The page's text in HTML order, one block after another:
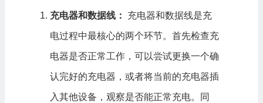
充电器和数据线： 充电器和数据线是充
电过程中最核心的两个环节。首先检查充
电器是否正常工作，可以尝试更换一个确
认完好的充电器，或者将当前的充电器插
入其他设备，观察是否能正常充电。同